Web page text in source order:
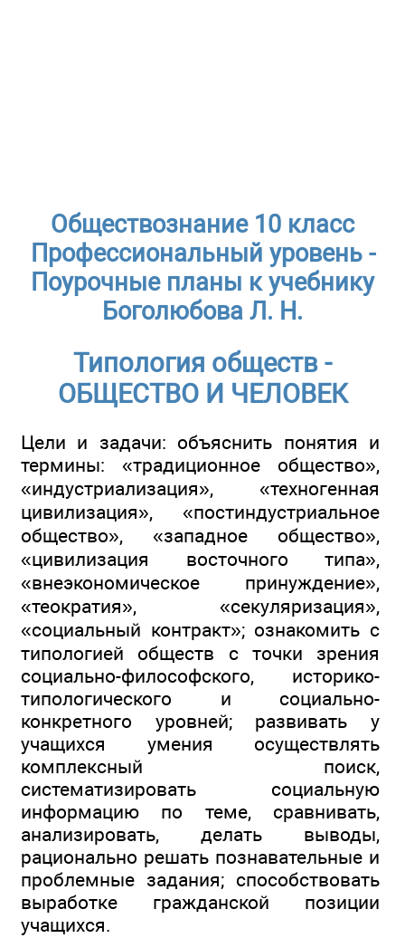
Обществознание 10 класс
Профессиональный уровень -
Поурочные планы к учебнику
Боголюбова Л. Н.
Типология обществ -
ОБЩЕСТВО И ЧЕЛОВЕК
Цели и задачи: объяснить понятия и
термины: «традиционное общество»,
«индустриализация», «техногенная
цивилизация», «постиндустриальное
общество», «западное общество»,
«цивилизация восточного типа»,
«внеэкономическое принуждение»,
«теократия», «секуляризация»,
«социальный контракт»; ознакомить с
типологией обществ с точки зрения
социально-философского, историко-
типологического и социально-
конкретного уровней; развивать у
учащихся умения осуществлять
комплексный поиск,
систематизировать социальную
информацию по теме, сравнивать,
анализировать, делать выводы,
рационально решать познавательные и
проблемные задания; способствовать
выработке гражданской позиции
учащихся.